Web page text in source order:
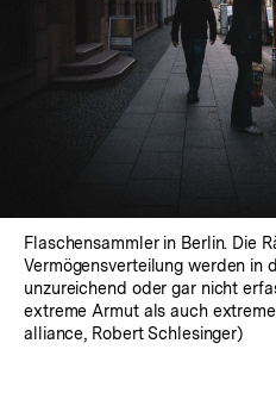
Flaschensammler in Berlin. Die
Vermögensverteilung werden in
unzureichend oder gar nicht
extreme Armut als auch
alliance, Robert Schlesinger)